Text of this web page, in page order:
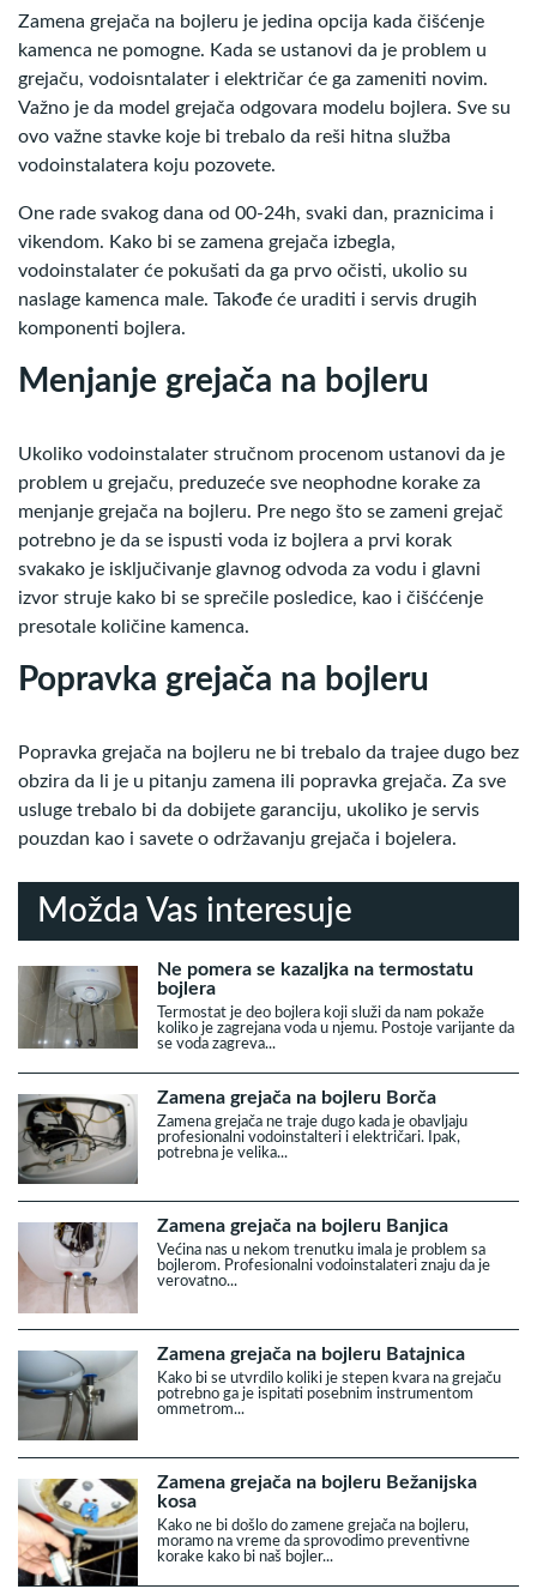
Zamena grejača na bojleru je jedina opcija kada čišćenje
kamenca ne pomogne. Kada se ustanovi da je problem u
grejaču, vodoisntalater i električar će ga zameniti novim.
Važno je da model grejača odgovara modelu bojlera. Sve su
ovo važne stavke koje bi trebalo da reši hitna služba
vodoinstalatera koju pozovete.
One rade svakog dana od 00-24h, svaki dan, praznicima i
vikendom. Kako bi se zamena grejača izbegla,
vodoinstalater će pokušati da ga prvo očisti, ukolio su
naslage kamenca male. Takođe će uraditi i servis drugih
komponenti bojlera.
Menjanje grejača na bojleru
Ukoliko vodoinstalater stručnom procenom ustanovi da je
problem u grejaču, preduzeće sve neophodne korake za
menjanje grejača na bojleru. Pre nego što se zameni grejač
potrebno je da se ispusti voda iz bojlera a prvi korak
svakako je isključivanje glavnog odvoda za vodu i glavni
izvor struje kako bi se sprečile posledice, kao i čišććenje
presotale količine kamenca.
Popravka grejača na bojleru
Popravka grejača na bojleru ne bi trebalo da trajee dugo bez
obzira da li je u pitanju zamena ili popravka grejača. Za sve
usluge trebalo bi da dobijete garanciju, ukoliko je servis
pouzdan kao i savete o održavanju grejača i bojelera.
Možda Vas interesuje
Ne pomera se kazaljka na termostatu
bojlera
Termostat je deo bojlera koji služi da nam pokaže
koliko je zagrejana voda u njemu. Postoje varijante da
se voda zagreva...
Zamena grejača na bojleru Borča
Zamena grejača ne traje dugo kada je obavljaju
profesionalni vodoinstalteri i električari. Ipak,
potrebna je velika...
Zamena grejača na bojleru Banjica
Većina nas u nekom trenutku imala je problem sa
bojlerom. Profesionalni vodoinstalateri znaju da je
verovatno...
Zamena grejača na bojleru Batajnica
Kako bi se utvrdilo koliki je stepen kvara na grejaču
potrebno ga je ispitati posebnim instrumentom
ommetrom...
Zamena grejača na bojleru Bežanijska
kosa
Kako ne bi došlo do zamene grejača na bojleru,
moramo na vreme da sprovodimo preventivne
korake kako bi naš bojler...